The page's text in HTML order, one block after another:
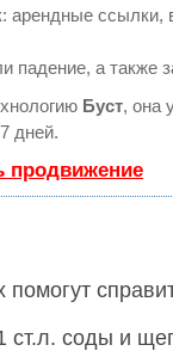
ссылки,
падение, а также
Буст, она
дней.
продвижение
ст.л. соды и